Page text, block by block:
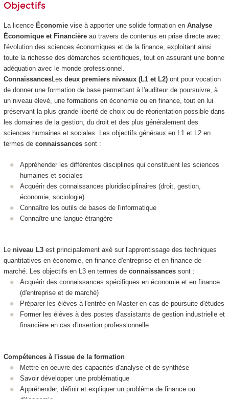
Objectifs
La licence Économievise à apporter une solide formation en Analyse
Économique et Financièreau travers de contenus en prise directe avec
l'évolution des sciences économiques et de la finance, exploitant ainsi
toute la richesse des démarches scientifiques, tout en assurant une bonne
adéquation avec le monde professionnel.
ConnaissancesLes deux premiers niveaux (L1 et L2)ont pour vocation
de donner une formation de base permettant à l'auditeur de poursuivre, à
un niveau élevé, une formations en économie ou en finance, tout en lui
préservant la plus grande liberté de choix ou de réorientation possible dans
les domaines de la gestion, du droit et des plus généralement des
sciences humaines et sociales. Les objectifs généraux en L1 et L2 en
termes de connaissancessont :
Appréhender les différentes disciplines qui constituent les sciences
humaines et sociales
Acquérir des connaissances pluridisciplinaires (droit, gestion,
économie, sociologie)
Connaître les outils de bases de l'informatique
Connaître une langue étrangère
Le niveau L3est principalement axé sur l'apprentissage des techniques
quantitatives en économie, en finance d'entreprise et en finance de
marché. Les objectifs en L3 en termes de connaissancessont :
Acquérir des connaissances spécifiques en économie et en finance
(d'entreprise et de marché)
Préparer les élèves à l'entrée en Master en cas de poursuite d'études
Former les élèves à des postes d'assistants de gestion industrielle et
financière en cas d'insertion professionnelle
Compétences à l'issue de la formation
Mettre en oeuvre des capacités d'analyse et de synthèse
Savoir développer une problématique
Appréhender, définir et expliquer un problème de finance ou